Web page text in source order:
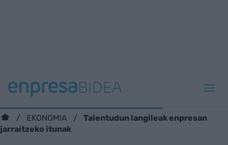
EKONOMIA
Talentudun langileak enpresan
jarraitzeko itunak